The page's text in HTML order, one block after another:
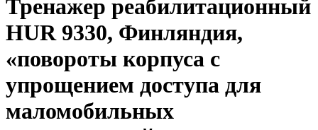
Тренажер реабилитационный
HUR 9330, Финляндия,
«повороты корпуса с
упрощением доступа для
маломобильных